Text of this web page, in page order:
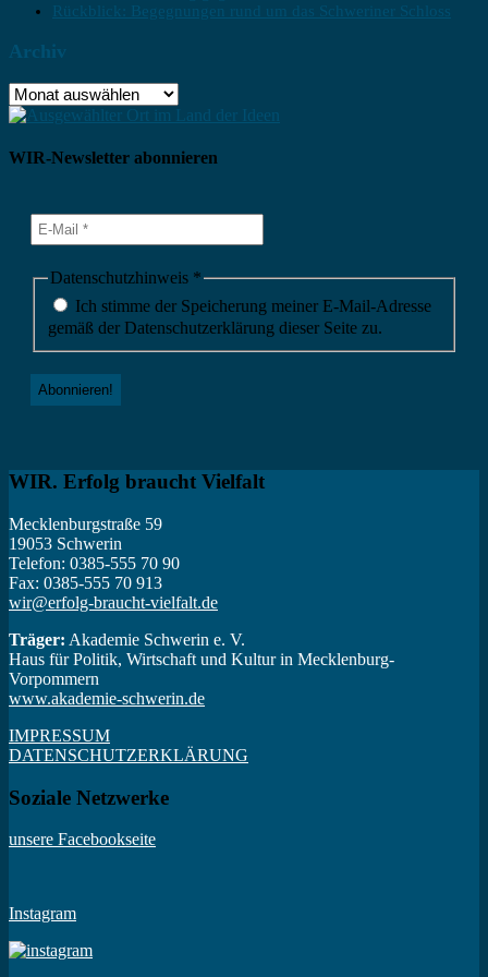
Rückblick: Begegnungen rund um das Schweriner Schloss
Archiv
Archiv
WIR-Newsletter abonnieren
Datenschutzhinweis *
Ich stimme der Speicherung meiner E-Mail-Adresse
gemäß der Datenschutzerklärung dieser Seite zu.
WIR. Erfolg braucht Vielfalt
Mecklenburgstraße 59
19053 Schwerin
Telefon: 0385-555 70 90
Fax: 0385-555 70 913
wir@erfolg-braucht-vielfalt.de
Träger: Akademie Schwerin e. V.
Haus für Politik, Wirtschaft und Kultur in Mecklenburg-
Vorpommern
www.akademie-schwerin.de
IMPRESSUM
DATENSCHUTZERKLÄRUNG
Soziale Netzwerke
unsere Facebookseite
Instagram